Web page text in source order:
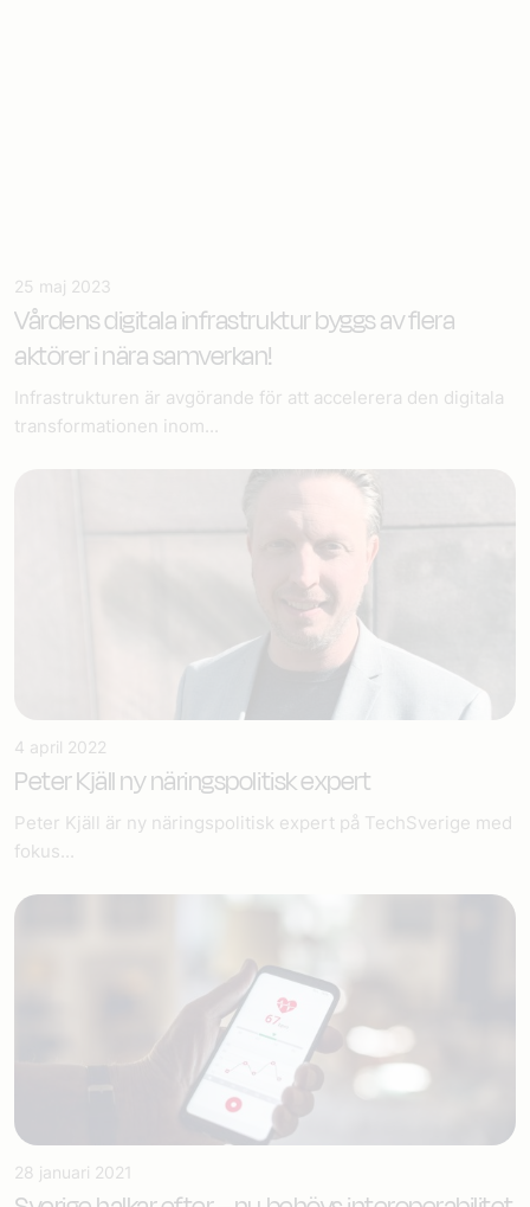
25 maj 2023
Vårdens digitala infrastruktur​byggs av flera
aktörer i nära samverkan!
Infrastrukturen är avgörande för att accelerera den digitala
transformationen inom...
4 april 2022
Peter Kjäll ny näringspolitisk expert
Peter Kjäll är ny näringspolitisk expert på TechSverige med
fokus...
28 januari 2021